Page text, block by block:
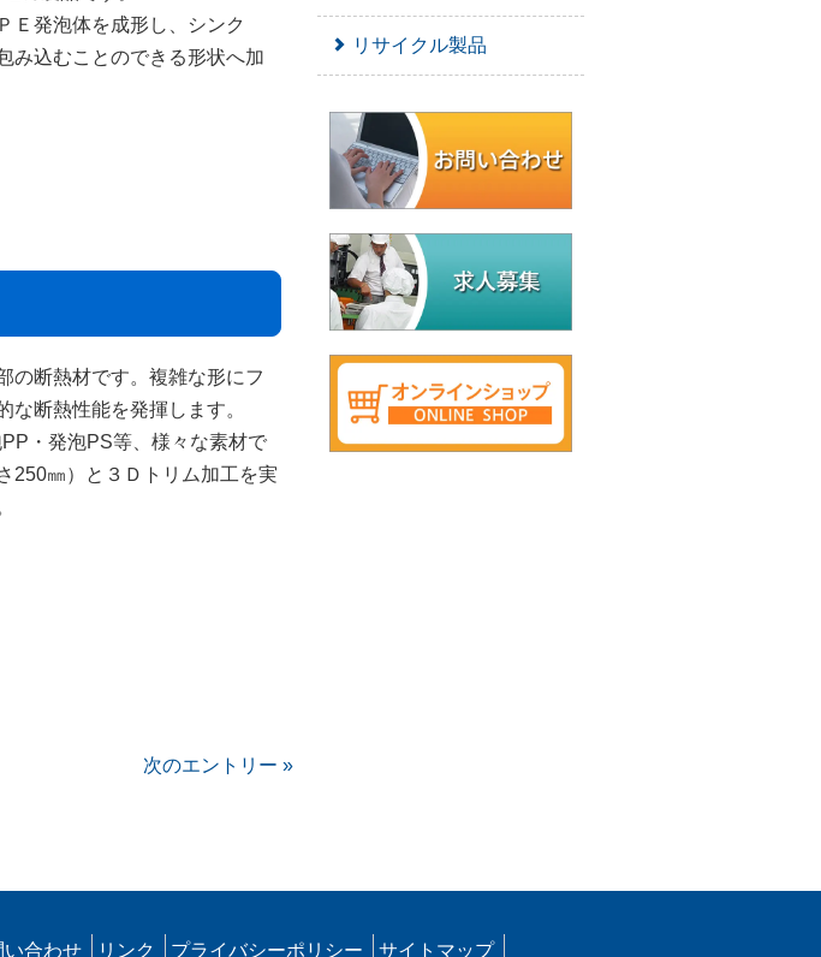
Ｅ発泡体を成形し、シンク
み込むことのできる形状へ加
の断熱材です。複雑な形にフ
な断熱性能を発揮します。
・発泡PS等、様々な素材で
250㎜）と３Ｄトリム加工を実
次のエントリー »
リサイクル製品
い合わせ リンク プライバシーポリシー サイトマップ